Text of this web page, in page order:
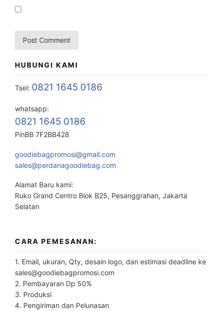
HUBUNGI KAMI
Tsel: 0821 1645 0186
whatsapp:
0821 1645 0186
PinBB 7F2BB428
goodiebagpromosi@gmail.com
sales@perdanagoodiebag.com
Alamat Baru kami:
Ruko Grand Centro Blok B25, Pesanggrahan, Jakarta
Selatan
CARA PEMESANAN:
1. Email, ukuran, Qty, desain logo, dan estimasi deadline ke
sales@goodiebagpromosi.com
2. Pembayaran Dp 50%
3. Produksi
4. Pengiriman dan Pelunasan